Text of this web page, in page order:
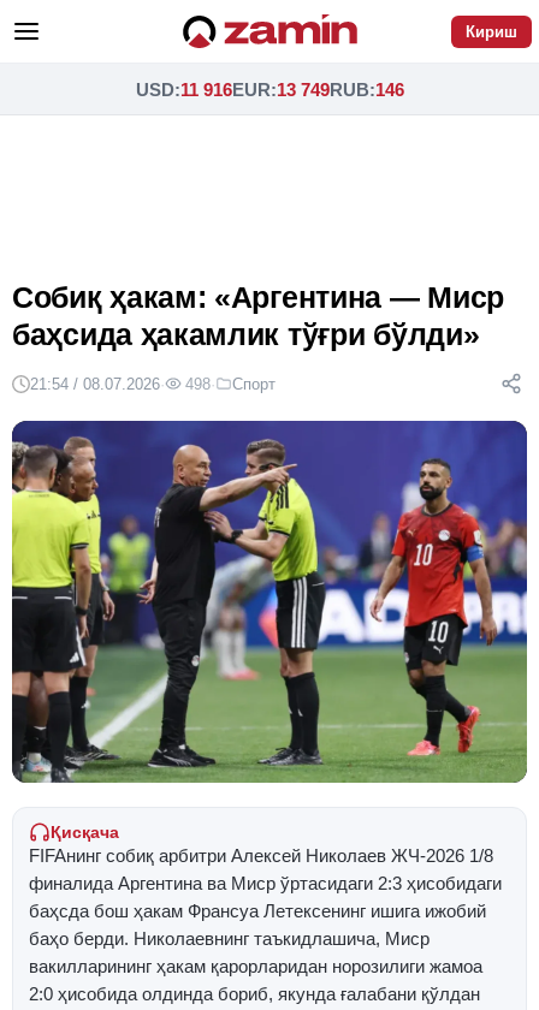
Кириш
USD:11 916EUR:13 749RUB:146
Собиқ ҳакам: «Аргентина — Миср
баҳсида ҳакамлик тўғри бўлди»
21:54 / 08.07.2026· 498· Спорт
Қисқача
FIFAнинг собиқ арбитри Алексей Николаев ЖЧ-2026 1/8
финалида Аргентина ва Миср ўртасидаги 2:3 ҳисобидаги
баҳсда бош ҳакам Франсуа Летексенинг ишига ижобий
баҳо берди. Николаевнинг таъкидлашича, Миср
вакилларининг ҳакам қарорларидан норозилиги жамоа
2:0 ҳисобида олдинда бориб, якунда ғалабани қўлдан